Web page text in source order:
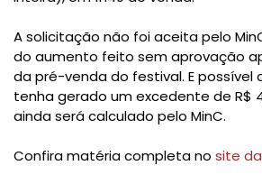
A solicitação não foi aceita pelo
do aumento feito sem aprovação
da pré-venda do festival. E possível
tenha gerado um excedente de R$
ainda será calculado pelo MinC.
Confira matéria completa no site da